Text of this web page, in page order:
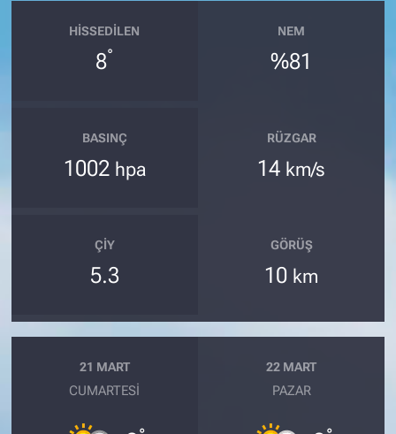
HISSEDILEN
8°
NEM
%81
BASINÇ
1002 hpa
RÜZGAR
14 km/s
ÇIY
5.3
GÖRÜŞ
10 km
21 MART
CUMARTESI
22 MART
PAZAR